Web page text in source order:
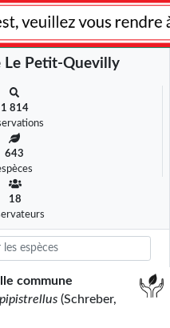
Le Petit-Quevilly
1 814
643
18
commune
(Schreber,